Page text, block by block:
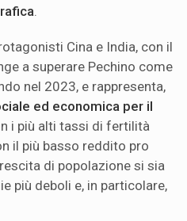
.
Cina e India, con il
a superare Pechino come
nel 2023, e rappresenta,
ed economica per il
i più alti tassi di fertilità
il più basso reddito pro
di popolazione si sia
più deboli e, in particolare,